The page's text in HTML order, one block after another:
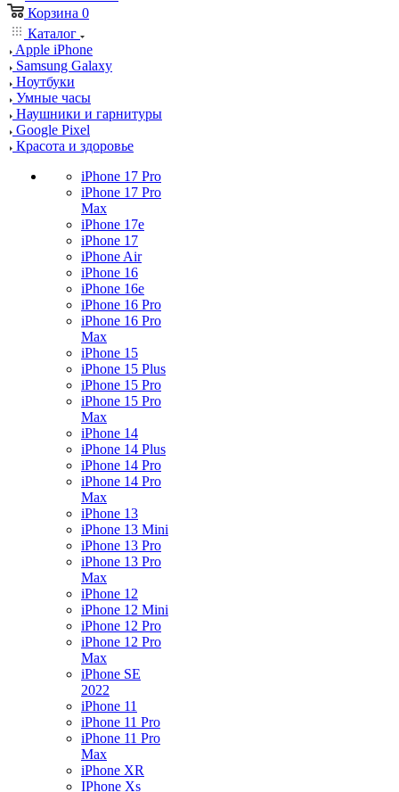
Корзина 0
Каталог
Apple iPhone
Samsung Galaxy
Ноутбуки
Умные часы
Наушники и гарнитуры
Google Pixel
Красота и здоровье
iPhone 17 Pro
iPhone 17 Pro
Max
iPhone 17e
iPhone 17
iPhone Air
iPhone 16
iPhone 16e
iPhone 16 Pro
iPhone 16 Pro
Max
iPhone 15
iPhone 15 Plus
iPhone 15 Pro
iPhone 15 Pro
Max
iPhone 14
iPhone 14 Plus
iPhone 14 Pro
iPhone 14 Pro
Max
iPhone 13
iPhone 13 Mini
iPhone 13 Pro
iPhone 13 Pro
Max
iPhone 12
iPhone 12 Mini
iPhone 12 Pro
iPhone 12 Pro
Max
iPhone SE
2022
iPhone 11
iPhone 11 Pro
iPhone 11 Pro
Max
iPhone XR
IPhone Xs